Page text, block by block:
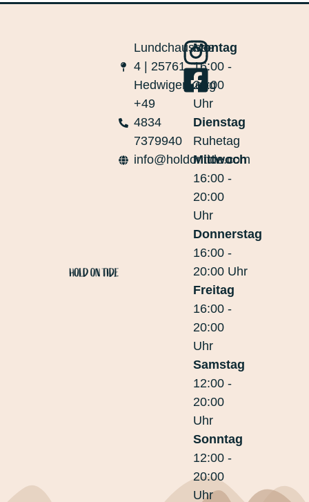
Lundchaussee
4 | 25761
Hedwigenkoog
+49
4834
7379940
info@holdontide.com
Montag
16:00 -
20:00
Uhr
Dienstag
Ruhetag
Mittwoch
16:00 -
20:00
Uhr
Donnerstag
16:00 -
20:00 Uhr
Freitag
16:00 -
20:00
Uhr
Samstag
12:00 -
20:00
Uhr
Sonntag
12:00 -
20:00
Uhr